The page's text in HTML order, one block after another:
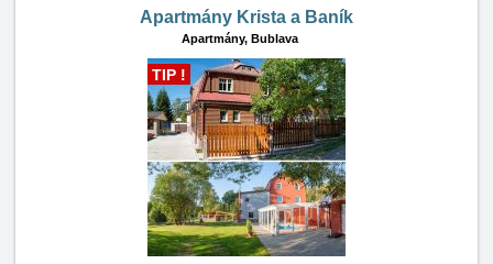
Apartmány Krista a Baník
Apartmány, Bublava
TIP !